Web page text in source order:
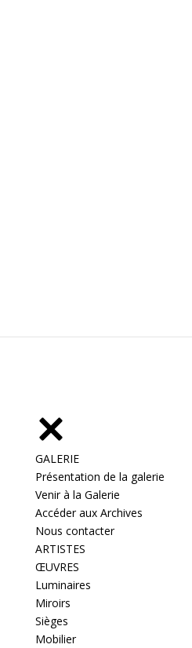
GALERIE
Présentation de la galerie
Venir à la Galerie
Accéder aux Archives
Nous contacter
ARTISTES
ŒUVRES
Luminaires
Miroirs
Sièges
Mobilier